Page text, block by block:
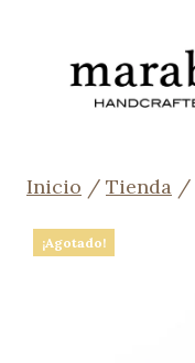
contenido
Inicio / Tienda /
¡Agotado!